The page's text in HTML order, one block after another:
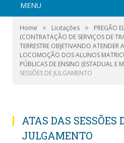
MENU
Home » Licitações »
PREGÃO
(CONTRATAÇÃO DE SERVIÇOS DE
TERRESTRE OBJETIVANDO ATENDER
LOCOMOÇÃO DOS ALUNOS
PÚBLICAS DE ENSINO (ESTADUAL E
SESSÕES DE JULGAMENTO
ATAS DAS SESSÕES
JULGAMENTO